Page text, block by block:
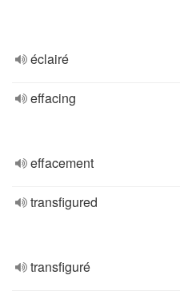
éclairé
effacing
effacement
transfigured
transfiguré